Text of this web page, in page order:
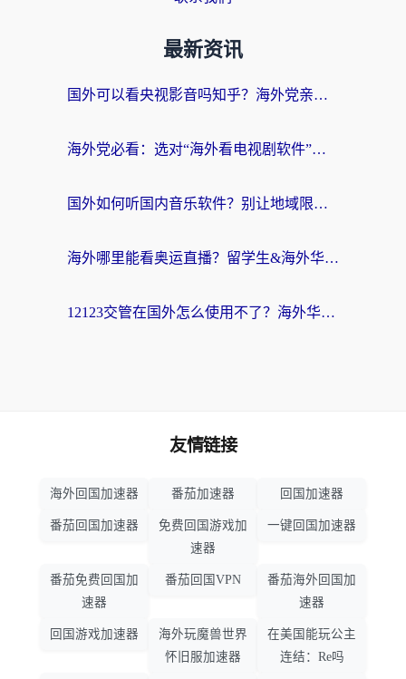
最新资讯
国外可以看央视影音吗知乎？海外党亲测有效的回国加速方案
海外党必看：选对“海外看电视剧软件”，再也不用愁国内剧刷不了
国外如何听国内音乐软件？别让地域限制，断了你的中文歌单
海外哪里能看奥运直播？留学生&海外华人必看的体育赛事观赛终极指南
12123交管在国外怎么使用不了？海外华人必看的无缝访问国内资源指南
友情链接
海外回国加速器 番茄加速器 回国加速器
番茄回国加速器
免费回国游戏加
速器
一键回国加速器
番茄免费回国加
速器
番茄回国VPN
番茄海外回国加
速器
回国游戏加速器
海外玩魔兽世界
怀旧服加速器
在美国能玩公主
连结：Re吗